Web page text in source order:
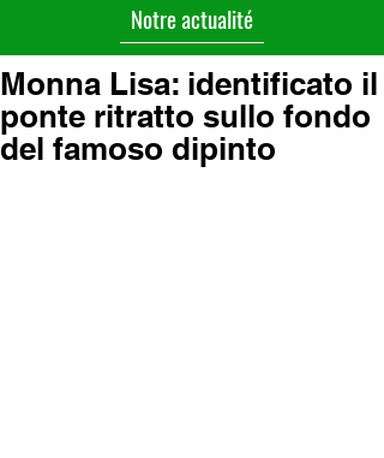
Notre actualité
Monna Lisa: identificato il
ponte ritratto sullo fondo
del famoso dipinto